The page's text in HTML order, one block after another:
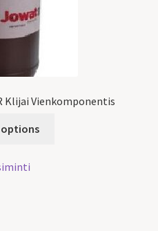
Klijai Vienkomponentis